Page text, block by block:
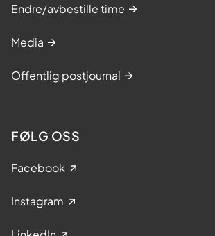
Endre/avbestille time
Media
Offentlig postjournal
FØLG OSS
Facebook
Instagram